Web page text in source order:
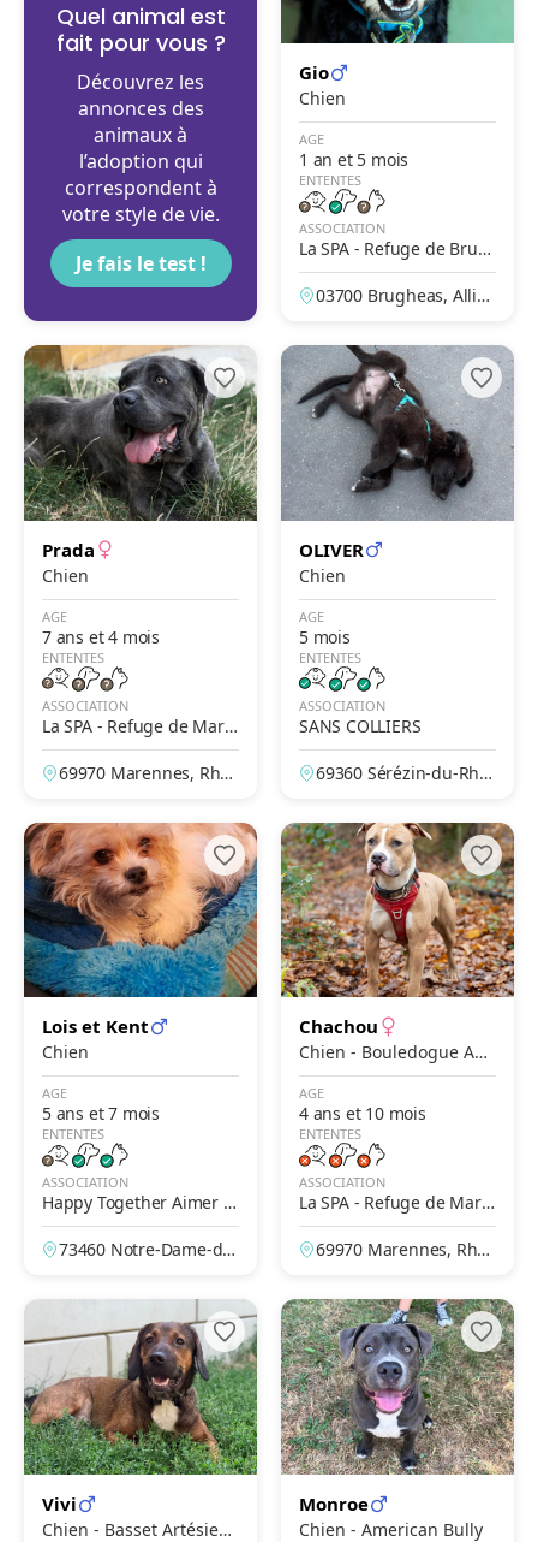
Quel animal est
fait pour vous ?
Découvrez les
annonces des
animaux à
l’adoption qui
correspondent à
votre style de vie.
Je fais le test !
Gio
Chien
AGE
1 an et 5 mois
ENTENTES
ASSOCIATION
La SPA - Refuge de Brug
heas – Vichy
03700 Brugheas, Allier,
Prada
Chien
AGE
7 ans et 4 mois
ENTENTES
ASSOCIATION
La SPA - Refuge de Mare
nnes – Lyon
69970 Marennes, Rhô
OLIVER
Chien
AGE
5 mois
ENTENTES
ASSOCIATION
SANS COLLIERS
69360 Sérézin-du-Rhô
Lois et Kent
Chien
AGE
5 ans et 7 mois
ENTENTES
ASSOCIATION
Happy Together Aimer A
gir Adopter
73460 Notre-Dame-de
nce
Chachou
Chien - Bouledogue Am
éricain
AGE
4 ans et 10 mois
ENTENTES
ASSOCIATION
La SPA - Refuge de Mare
nnes – Lyon
69970 Marennes, Rhô
Vivi
Chien - Basset Artésien-
Monroe
Chien - American Bully